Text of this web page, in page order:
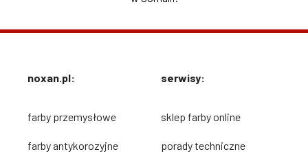
noxan.pl:
farby przemysłowe
farby antykorozyjne
serwisy:
sklep farby online
porady techniczne